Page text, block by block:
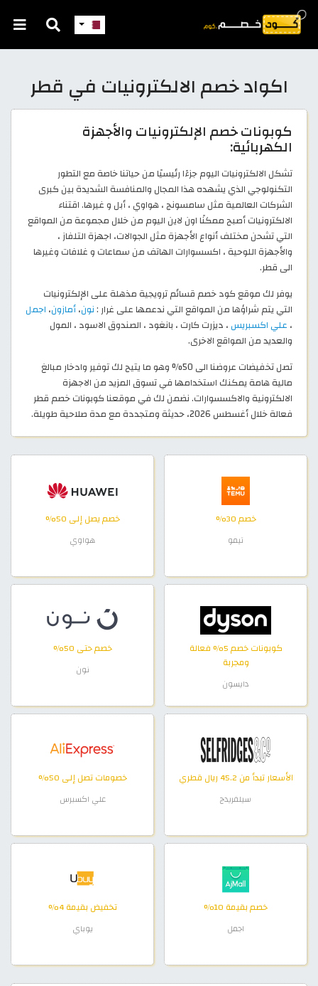
اكواد خصم الالكترونيات في قطر
كوبونات خصم الإلكترونيات والأجهزة
الكهربائية:
تشكل الالكترونيات اليوم جزءًا رئيسيًا من حياتنا خاصة مع التطور
التكنولوجي الذي يشهده هذا المجال والمنافسة الشديدة بين كبرى
الشركات العالمية مثل سامسونج ، هواوي ، أبل و غيرها. اقتناء
الالكترونيات أصبح ممكنًا اون لاين اليوم من خلال مجموعة من المواقع
التي تشحن مختلف أنواع الأجهزة مثل الجوالات، اجهزة التلفاز ،
والأجهزة اللوحية ، اكسسوارات الهاتف من سماعات و غلافات وغيرها
الى قطر.
يوفر لك موقع كود خصم قسائم ترويجية مذهلة على الإلكترونيات
التي يتم شراؤها من المواقع التي ندعمها على غرار :نون،أمازون، اجمل
، علي اكسبريس، ديزرت كارت ، بانغود ، الصندوق الاسود ، المول
والعديد من المواقع الاخرى.
تصل تخفيضات عروضنا الى 50% وهو ما يتيح لك توفير وادخار مبالغ
مالية هامة يمكنك استخدامها في تسوق المزيد من الاجهزة
الالكترونية والاكسسوارات. نضمن لك في موقعنا كوبونات خصم قطر
فعالة خلال أغسطس 2026، حديثة ومتجددة مع مدة صلاحية طويلة.
خصم 30%
تيمو
خصم يصل إلى 50%
هواوي
كوبونات خصم 5% فعالة
ومجربة
دايسون
خصم حتى 50%
نون
الأسعار تبدأ من 45.2 ريال قطري
سيلفريدج
خصومات تصل إلى 50%
علي اكسبرس
خصم بقيمة 10%
اجمل
تخفيض بقيمة 4%
يوباي